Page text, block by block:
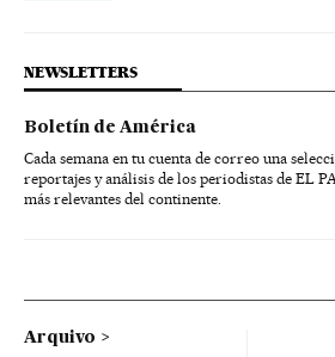
NEWSLETTERS
Boletín de América
Cada semana en tu cuenta de correo una
reportajes y análisis de los periodistas de EL
más relevantes del continente.
Arquivo